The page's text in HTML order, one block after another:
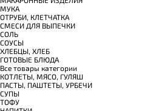
МУКА
ОТРУБИ, КЛЕТЧАТКА
СМЕСИ ДЛЯ ВЫПЕЧКИ
СОЛЬ
СОУСЫ
ХЛЕБЦЫ, ХЛЕБ
ГОТОВЫЕ БЛЮДА
Все товары категории
КОТЛЕТЫ, МЯСО, ГУЛЯШ
ПАСТЫ, ПАШТЕТЫ, УРБЕЧИ
СУПЫ
ТОФУ